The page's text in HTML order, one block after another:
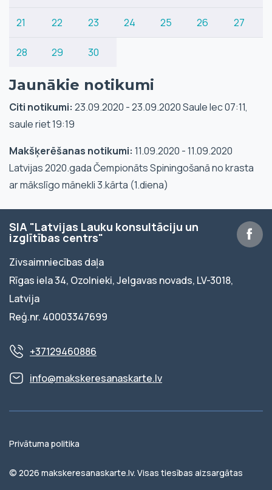
21 22 23 24 25 26 27
28 29 30
Jaunākie notikumi
Citi notikumi: 23.09.2020 - 23.09.2020 Saule lec 07:11,
saule riet 19:19
Makšķerēšanas notikumi: 11.09.2020 - 11.09.2020
Latvijas 2020.gada Čempionāts Spiningošanā no krasta
ar mākslīgo mānekli 3.kārta (1.diena)
SIA "Latvijas Lauku konsultāciju un
izglītības centrs"
Zivsaimniecības daļa
Rīgas iela 34, Ozolnieki, Jelgavas novads, LV-3018,
Latvija
Reģ.nr. 40003347699
+37129460886
info@makskeresanaskarte.lv
© 2026 makskeresanaskarte.lv. Visas tiesības aizsargātas
Privātuma politika